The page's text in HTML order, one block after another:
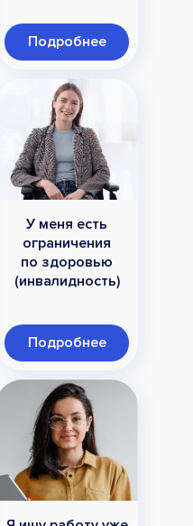
Подробнее
У меня есть
ограничения
по здоровью
(инвалидность)
Подробнее